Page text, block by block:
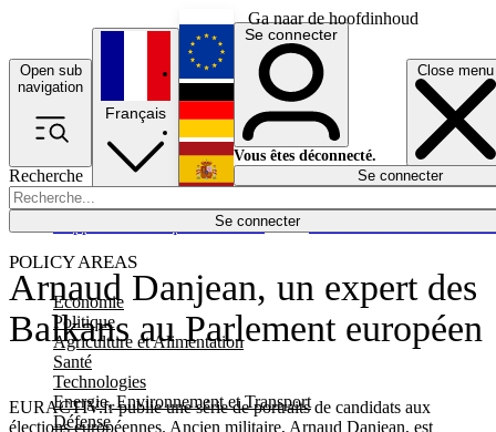
Ga naar de hoofdinhoud
Open sub
navigation
Close menu
Recherche
Se connecter
POLICY AREAS
Economie
Politique
Agriculture et Alimentation
Santé
Technologies
Energie, Environnement et Transport
Défense
Économie
Français
English
Deutsch
Español
Se connecter
Vous êtes déconnecté.
Se connecter
Arnaud Danjean, un expert des
Balkans au Parlement européen
EURACTIV.fr publie une série de portraits de candidats aux
élections européennes. Ancien militaire, Arnaud Danjean, est